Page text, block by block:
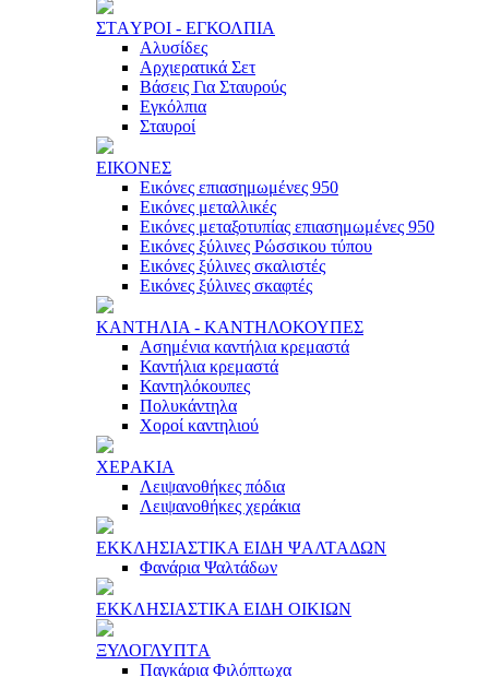
ΣΤAΥΡΟΙ - ΕΓΚΟΛΠΙA
Αλυσίδες
Αρχιερατικά Σετ
Βάσεις Για Σταυρούς
Εγκόλπια
Σταυροί
ΕΙΚΟΝΕΣ
Εικόνες επιασημωμένες 950
Εικόνες μεταλλικές
Εικόνες μεταξοτυπίας επιασημωμένες 950
Εικόνες ξύλινες Ρώσσικου τύπου
Εικόνες ξύλινες σκαλιστές
Εικόνες ξύλινες σκαφτές
ΚAΝΤΗΛΙA - ΚAΝΤΗΛΟΚΟΥΠΕΣ
Ασημένια καντήλια κρεμαστά
Καντήλια κρεμαστά
Καντηλόκουπες
Πολυκάντηλα
Χοροί καντηλιού
ΧΕΡAΚΙA
Λειψανοθήκες πόδια
Λειψανοθήκες χεράκια
ΕΚΚΛΗΣΙAΣΤΙΚA ΕΙΔΗ ΨAΛΤAΔΩΝ
Φανάρια Ψαλτάδων
ΕΚΚΛΗΣΙAΣΤΙΚA ΕΙΔΗ ΟΙΚΙΩΝ
ΞΥΛΟΓΛΥΠΤA
Παγκάρια Φιλόπτωχα